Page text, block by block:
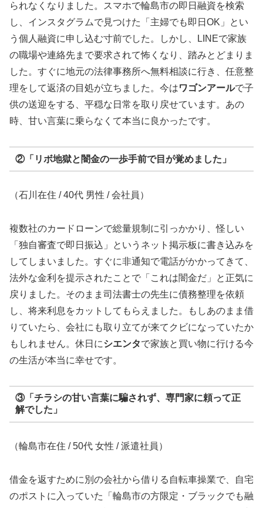
られなくなりました。スマホで輪島市の即日融資を検索
し、インスタグラムで見つけた「主婦でも即日OK」とい
う個人融資に申し込む寸前でした。しかし、LINEで家族
の職場や連絡先まで要求されて怖くなり、踏みとどまりま
した。すぐに地元の法律事務所へ無料相談に行き、任意整
理をして返済の目処が立ちました。今はワゴンアールで子
供の送迎をする、平穏な日常を取り戻せています。あの
時、甘い言葉に乗らなくて本当に良かったです。
②「リボ地獄と闇金の一歩手前で目が覚めました」
（石川在住 / 40代 男性 / 会社員）
複数社のカードローンで総量規制に引っかかり、怪しい
「独自審査で即日振込」というネット掲示板に書き込みを
してしまいました。すぐに非通知で電話がかかってきて、
法外な金利を提示されたことで「これは闇金だ」と正気に
戻りました。そのまま司法書士の先生に債務整理を依頼
し、将来利息をカットしてもらえました。もしあのまま借
りていたら、会社にも取り立てが来てクビになっていたか
もしれません。休日にシエンタで家族と買い物に行ける今
の生活が本当に幸せです。
③「チラシの甘い言葉に騙されず、専門家に頼って正
解でした」
（輪島市在住 / 50代 女性 / 派遣社員）
借金を返すために別の会社から借りる自転車操業で、自宅
のポストに入っていた「輪島市の方限定・ブラックでも融